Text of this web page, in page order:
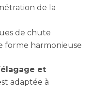
de la
de chute
forme harmonieuse
élagage et
adaptée à